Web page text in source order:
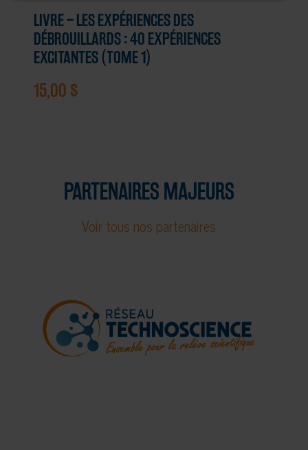
LIVRE – LES EXPÉRIENCES DES
DÉBROUILLARDS : 40 EXPÉRIENCES
EXCITANTES (TOME 1)
15,00 $
PARTENAIRES MAJEURS
Voir tous nos partenaires